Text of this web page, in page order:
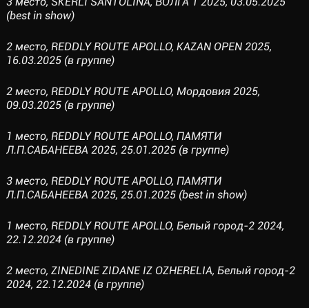
(best in show)
2 место, REDDLY ROUTE APOLLO, KAZAN OPEN 2025,
16.03.2025 (в группе)
2 место, REDDLY ROUTE APOLLO, Мордовия 2025,
09.03.2025 (в группе)
1 место, REDDLY ROUTE APOLLO, ПАМЯТИ
Л.П.САБАНЕЕВА 2025, 25.01.2025 (в группе)
3 место, REDDLY ROUTE APOLLO, ПАМЯТИ
Л.П.САБАНЕЕВА 2025, 25.01.2025 (best in show)
1 место, REDDLY ROUTE APOLLO, Белый город-2 2024,
22.12.2024 (в группе)
2 место, ZINEDINE ZIDANE IZ OZHERELIA, Белый город-2
2024, 22.12.2024 (в группе)